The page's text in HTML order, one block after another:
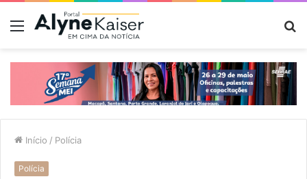
Menu
Início / Polícia
Polícia